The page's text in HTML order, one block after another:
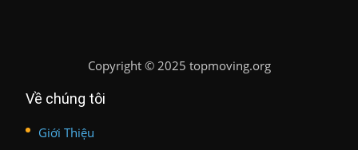
Copyright © 2025 topmoving.org
Về chúng tôi
Giới Thiệu